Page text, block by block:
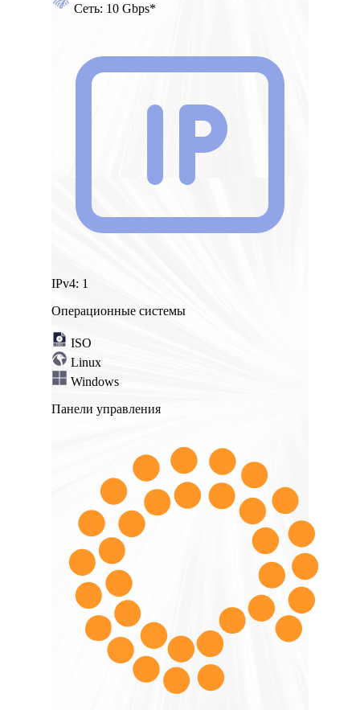
Сеть: 10 Gbps*
IPv4: 1
Операционные системы
ISO
Linux
Windows
Панели управления